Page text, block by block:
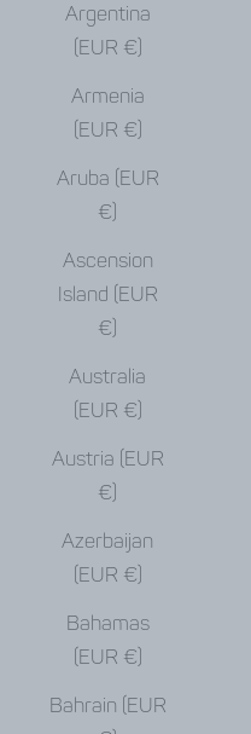
Argentina
(EUR €)
Armenia
(EUR €)
Aruba (EUR
€)
Ascension
Island (EUR
€)
Australia
(EUR €)
Austria (EUR
€)
Azerbaijan
(EUR €)
Bahamas
(EUR €)
Bahrain (EUR